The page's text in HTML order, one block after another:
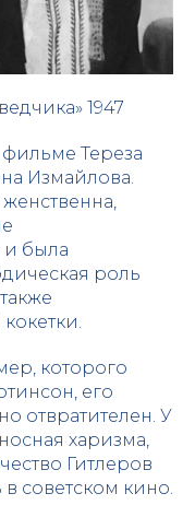
1947
Тереза
Измайлова.
и была
роль
которого
его
отвратителен. У
харизма,
Гитлеров
советском кино.